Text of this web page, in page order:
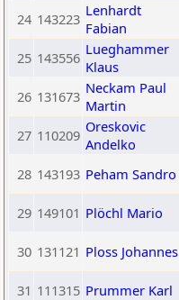
24 143223 Lenhardt
Fabian
25 143556 Lueghammer
Klaus
26 131673 Neckam Paul
Martin
27 110209 Oreskovic
Andelko
28 143193 Peham Sandro
29 149101 Plöchl Mario
30 131121 Ploss Johannes
31 111315 Prummer Karl